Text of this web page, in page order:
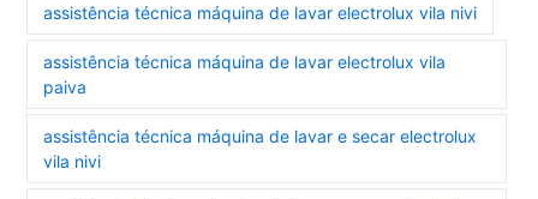
assistência técnica máquina de lavar electrolux vila nivi
assistência técnica máquina de lavar electrolux vila
paiva
assistência técnica máquina de lavar e secar electrolux
vila nivi